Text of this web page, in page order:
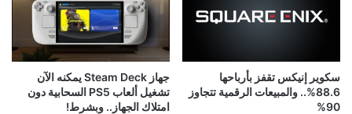
سكوير إنيكس تقفز بأرباحها
88.6%.. والمبيعات الرقمية تتجاوز
90%
جهاز Steam Deck يمكنه الآن
تشغيل ألعاب PS5 السحابية دون
امتلاك الجهاز.. وبشرط!